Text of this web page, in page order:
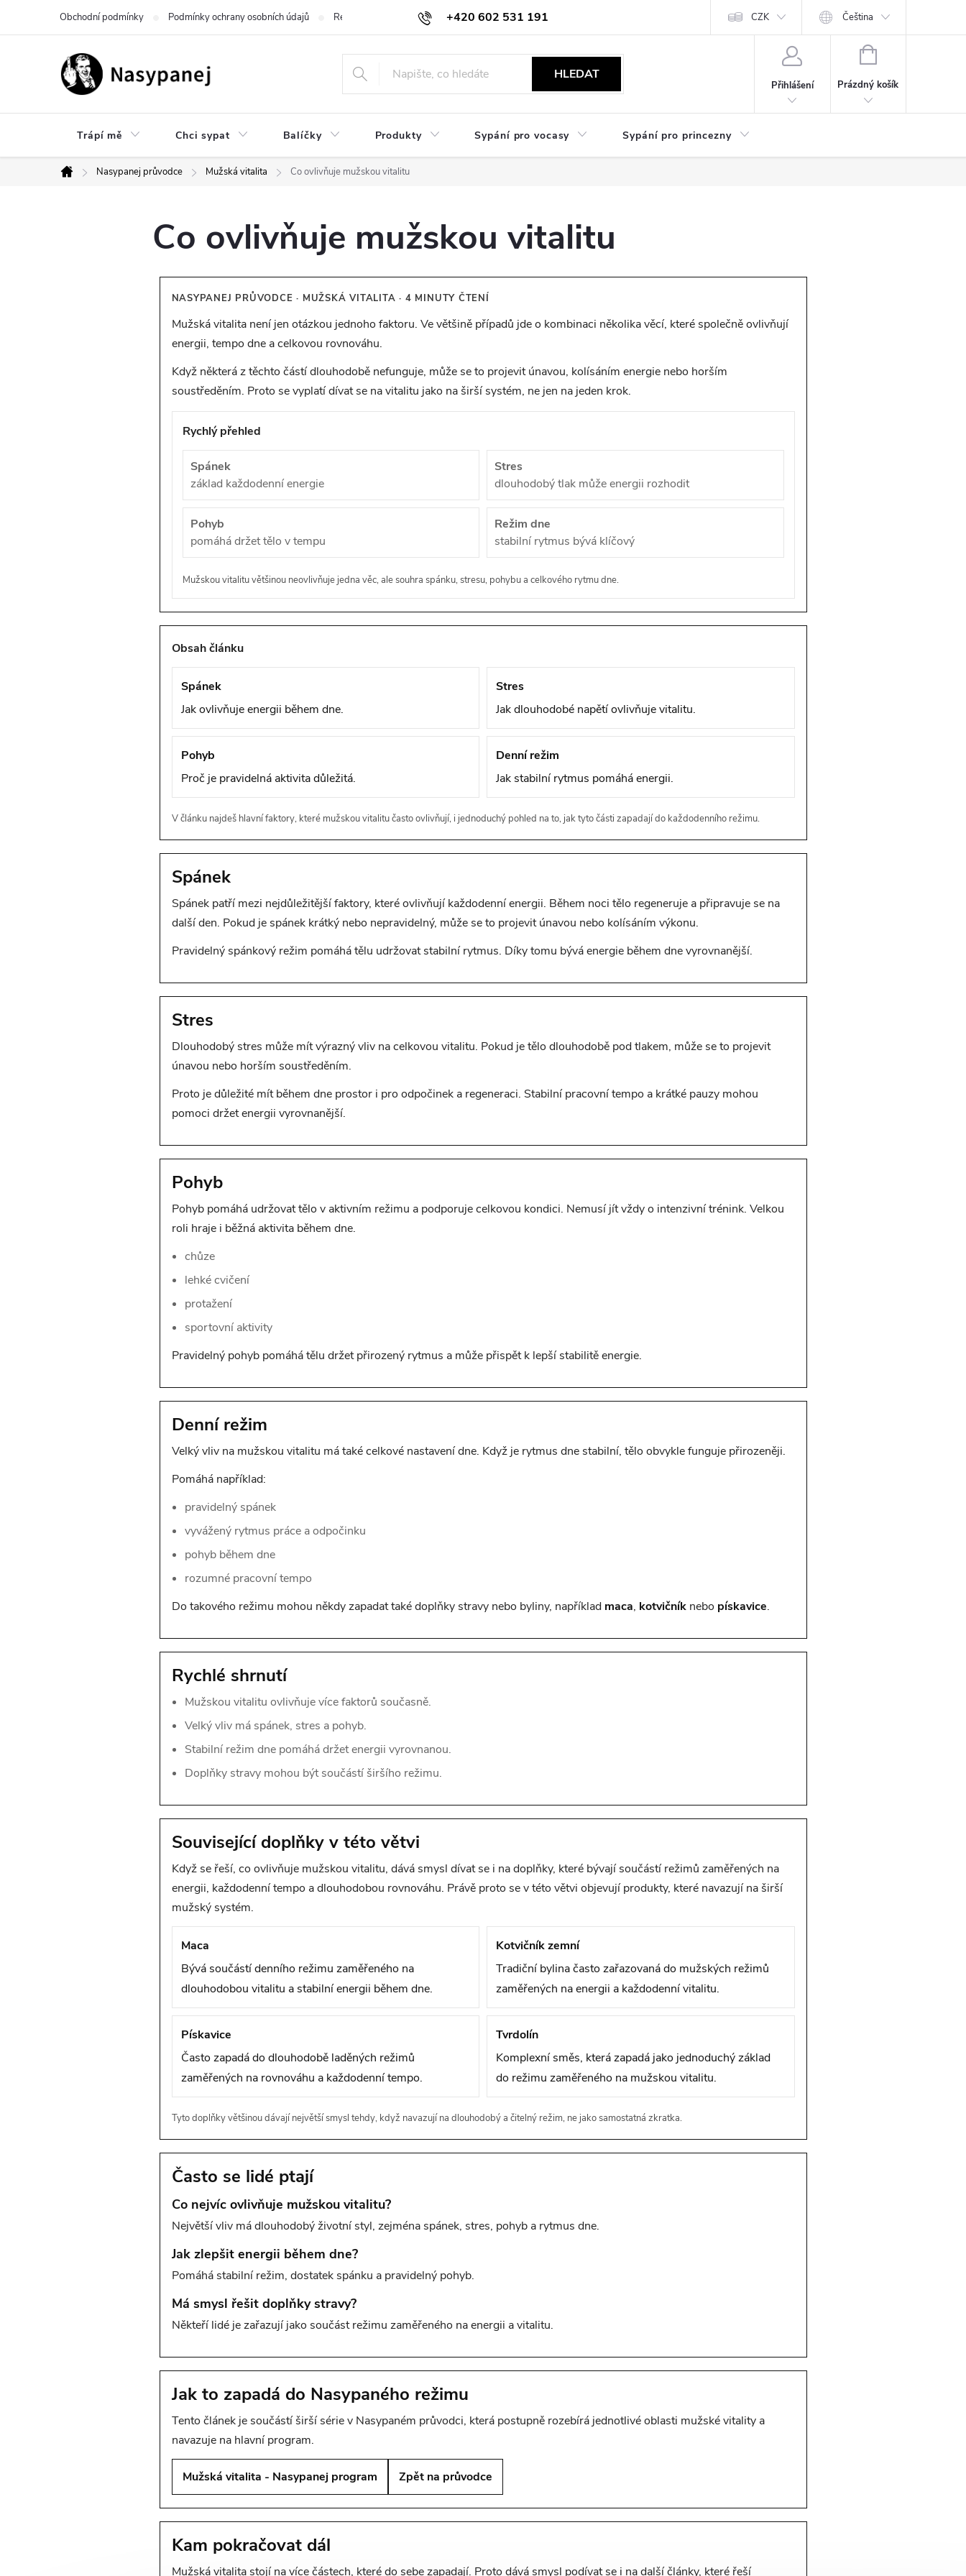
+420 602 531 191
Obchodní podmínky Podmínky ochrany osobních údajů Reklamace a vrácení Obchodní sdělení Hodnocení obchodu CZK Čeština
HLEDAT
Přihlášení
NÁKUPNÍ
Prázdný košík
Trápí mě Chci sypat Balíčky Produkty Sypání pro vocasy Sypání pro princezny
Domů
Nasypanej průvodce Mužská vitalita Co ovlivňuje mužskou vitalitu
Co ovlivňuje mužskou vitalitu
NASYPANEJ PRŮVODCE · MUŽSKÁ VITALITA · 4 MINUTY ČTENÍ
Mužská vitalita není jen otázkou jednoho faktoru. Ve většině případů jde o kombinaci několika věcí, které společně ovlivňují
energii, tempo dne a celkovou rovnováhu.
Když některá z těchto částí dlouhodobě nefunguje, může se to projevit únavou, kolísáním energie nebo horším
soustředěním. Proto se vyplatí dívat se na vitalitu jako na širší systém, ne jen na jeden krok.
Rychlý přehled
Spánek
základ každodenní energie
Stres
dlouhodobý tlak může energii rozhodit
Pohyb
pomáhá držet tělo v tempu
Režim dne
stabilní rytmus bývá klíčový
Mužskou vitalitu většinou neovlivňuje jedna věc, ale souhra spánku, stresu, pohybu a celkového rytmu dne.
Obsah článku
Spánek
Jak ovlivňuje energii během dne.
Stres
Jak dlouhodobé napětí ovlivňuje vitalitu.
Pohyb
Proč je pravidelná aktivita důležitá.
Denní režim
Jak stabilní rytmus pomáhá energii.
V článku najdeš hlavní faktory, které mužskou vitalitu často ovlivňují, i jednoduchý pohled na to, jak tyto části zapadají do každodenního režimu.
Spánek
Spánek patří mezi nejdůležitější faktory, které ovlivňují každodenní energii. Během noci tělo regeneruje a připravuje se na
další den. Pokud je spánek krátký nebo nepravidelný, může se to projevit únavou nebo kolísáním výkonu.
Pravidelný spánkový režim pomáhá tělu udržovat stabilní rytmus. Díky tomu bývá energie během dne vyrovnanější.
Stres
Dlouhodobý stres může mít výrazný vliv na celkovou vitalitu. Pokud je tělo dlouhodobě pod tlakem, může se to projevit
únavou nebo horším soustředěním.
Proto je důležité mít během dne prostor i pro odpočinek a regeneraci. Stabilní pracovní tempo a krátké pauzy mohou
pomoci držet energii vyrovnanější.
Pohyb
Pohyb pomáhá udržovat tělo v aktivním režimu a podporuje celkovou kondici. Nemusí jít vždy o intenzivní trénink. Velkou
roli hraje i běžná aktivita během dne.
chůze
lehké cvičení
protažení
sportovní aktivity
Pravidelný pohyb pomáhá tělu držet přirozený rytmus a může přispět k lepší stabilitě energie.
Denní režim
Velký vliv na mužskou vitalitu má také celkové nastavení dne. Když je rytmus dne stabilní, tělo obvykle funguje přirozeněji.
Pomáhá například:
pravidelný spánek
vyvážený rytmus práce a odpočinku
pohyb během dne
rozumné pracovní tempo
Do takového režimu mohou někdy zapadat také doplňky stravy nebo byliny, například maca, kotvičníknebo pískavice.
Rychlé shrnutí
Mužskou vitalitu ovlivňuje více faktorů současně.
Velký vliv má spánek, stres a pohyb.
Stabilní režim dne pomáhá držet energii vyrovnanou.
Doplňky stravy mohou být součástí širšího režimu.
Související doplňky v této větvi
Když se řeší, co ovlivňuje mužskou vitalitu, dává smysl dívat se i na doplňky, které bývají součástí režimů zaměřených na
energii, každodenní tempo a dlouhodobou rovnováhu. Právě proto se v této větvi objevují produkty, které navazují na širší
mužský systém.
Maca
Bývá součástí denního režimu zaměřeného na
dlouhodobou vitalitu a stabilní energii během dne.
Kotvičník zemní
Tradiční bylina často zařazovaná do mužských režimů
zaměřených na energii a každodenní vitalitu.
Pískavice
Často zapadá do dlouhodobě laděných režimů
zaměřených na rovnováhu a každodenní tempo.
Tvrdolín
Komplexní směs, která zapadá jako jednoduchý základ
do režimu zaměřeného na mužskou vitalitu.
Tyto doplňky většinou dávají největší smysl tehdy, když navazují na dlouhodobý a čitelný režim, ne jako samostatná zkratka.
Často se lidé ptají
Co nejvíc ovlivňuje mužskou vitalitu?
Největší vliv má dlouhodobý životní styl, zejména spánek, stres, pohyb a rytmus dne.
Jak zlepšit energii během dne?
Pomáhá stabilní režim, dostatek spánku a pravidelný pohyb.
Má smysl řešit doplňky stravy?
Někteří lidé je zařazují jako součást režimu zaměřeného na energii a vitalitu.
Jak to zapadá do Nasypaného režimu
Tento článek je součástí širší série v Nasypaném průvodci, která postupně rozebírá jednotlivé oblasti mužské vitality a
navazuje na hlavní program.
Mužská vitalita - Nasypanej program Zpět na průvodce
Kam pokračovat dál
Mužská vitalita stojí na více částech, které do sebe zapadají. Proto dává smysl podívat se i na další články, které řeší